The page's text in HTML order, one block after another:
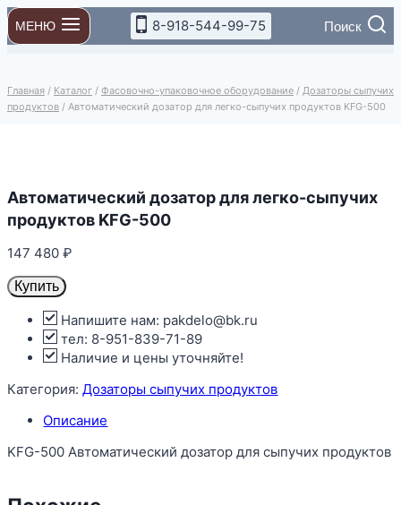
Перейти
к
содержимому
МЕНЮ 8-918-544-99-75 Поиск
Главная / Каталог / Фасовочно-упаковочное оборудование / Дозаторы сыпучих
продуктов / Автоматический дозатор для легко-сыпучих продуктов KFG-500
Автоматический дозатор для легко-сыпучих
продуктов KFG-500
147 480₽
Купить
Напишите нам: pakdelo@bk.ru
тел: 8-951-839-71-89
Наличие и цены уточняйте!
Категория:Дозаторы сыпучих продуктов
Описание
KFG-500 Автоматический дозатор для сыпучих продуктов